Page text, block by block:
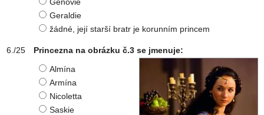
Geraldie
žádné, její starší bratr je korunním princem
Princezna na obrázku č.3 se jmenuje:
Almína
Armína
Nicoletta
Saskie